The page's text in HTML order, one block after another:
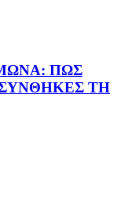
ΠΩΣ
ΤΗ